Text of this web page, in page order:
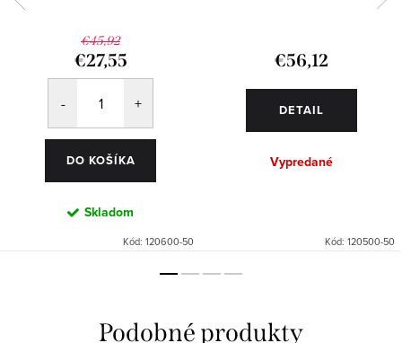
€45,92
€27,55
DO KOŠÍKA
Skladom
Kód: 120600-50
€56,12
DETAIL
Vypredané
Kód: 120500-50